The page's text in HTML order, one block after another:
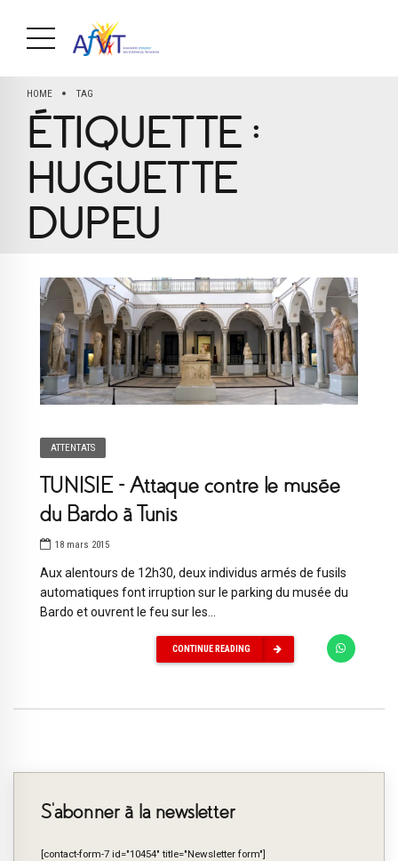
HOME TAG
ÉTIQUETTE :
HUGUETTE
DUPEU
ATTENTATS
TUNISIE – Attaque contre le musée
du Bardo à Tunis
18 mars 2015
Aux alentours de 12h30, deux individus armés de fusils
automatiques font irruption sur le parking du musée du
Bardo et ouvrent le feu sur les...
CONTINUE READING
S’abonner à la newsletter
[contact-form-7 id="10454" title="Newsletter form"]